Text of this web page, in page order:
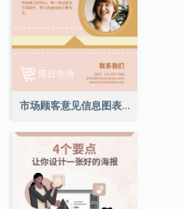
市场顾客意见信息图表